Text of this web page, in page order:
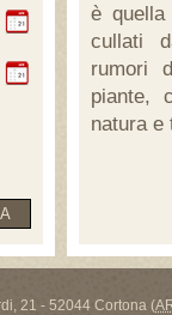
è
cullati
rumori
piante,
natura e
21 - 52044 Cortona (